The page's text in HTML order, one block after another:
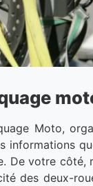
Moto,
De votre
des deux-